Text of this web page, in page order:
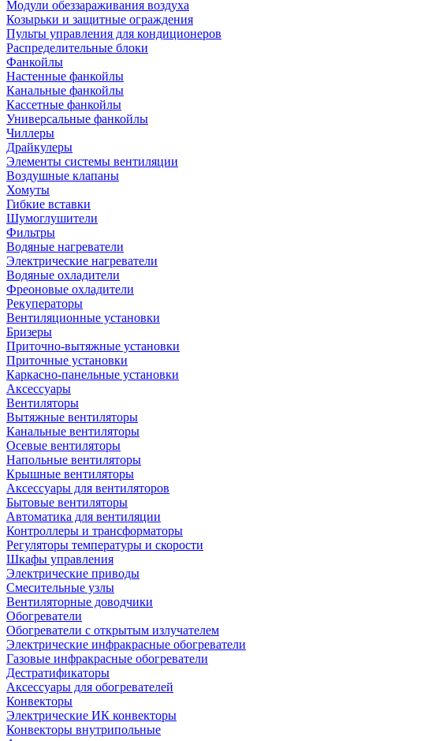
Модули обеззараживания воздуха
Козырьки и защитные ограждения
Пульты управления для кондиционеров
Распределительные блоки
Фанкойлы
Настенные фанкойлы
Канальные фанкойлы
Кассетные фанкойлы
Универсальные фанкойлы
Чиллеры
Драйкулеры
Элементы системы вентиляции
Воздушные клапаны
Хомуты
Гибкие вставки
Шумоглушители
Фильтры
Водяные нагреватели
Электрические нагреватели
Водяные охладители
Фреоновые охладители
Рекуператоры
Вентиляционные установки
Бризеры
Приточно-вытяжные установки
Приточные установки
Каркасно-панельные установки
Аксессуары
Вентиляторы
Вытяжные вентиляторы
Канальные вентиляторы
Осевые вентиляторы
Напольные вентиляторы
Крышные вентиляторы
Аксессуары для вентиляторов
Бытовые вентиляторы
Автоматика для вентиляции
Контроллеры и трансформаторы
Регуляторы температуры и скорости
Шкафы управления
Электрические приводы
Смесительные узлы
Вентиляторные доводчики
Обогреватели
Обогреватели с открытым излучателем
Электрические инфракрасные обогреватели
Газовые инфракрасные обогреватели
Дестратификаторы
Аксессуары для обогревателей
Конвекторы
Электрические ИК конвекторы
Конвекторы внутрипольные